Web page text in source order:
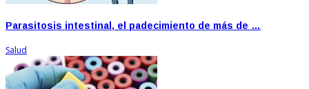
Parasitosis intestinal, el padecimiento de más de …
Salud